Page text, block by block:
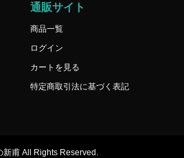
通販サイト
商品一覧
ログイン
カートを見る
特定商取引法に基づく表記
甫 All Rights Reserved.